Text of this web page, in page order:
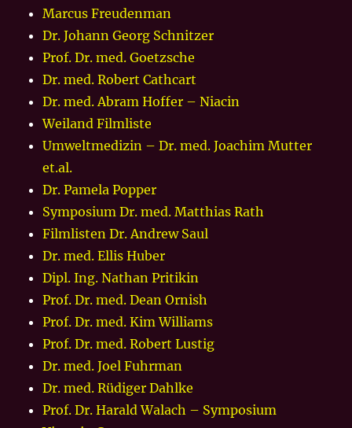
Marcus Freudenman
Dr. Johann Georg Schnitzer
Prof. Dr. med. Goetzsche
Dr. med. Robert Cathcart
Dr. med. Abram Hoffer – Niacin
Weiland Filmliste
Umweltmedizin – Dr. med. Joachim Mutter
et.al.
Dr. Pamela Popper
Symposium Dr. med. Matthias Rath
Filmlisten Dr. Andrew Saul
Dr. med. Ellis Huber
Dipl. Ing. Nathan Pritikin
Prof. Dr. med. Dean Ornish
Prof. Dr. med. Kim Williams
Prof. Dr. med. Robert Lustig
Dr. med. Joel Fuhrman
Dr. med. Rüdiger Dahlke
Prof. Dr. Harald Walach – Symposium